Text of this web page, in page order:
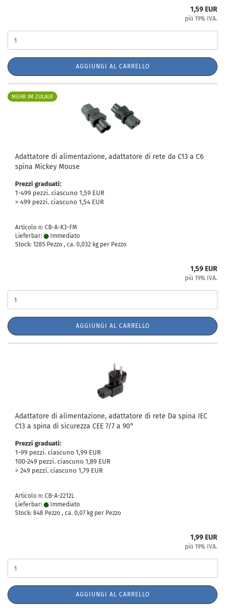
1,59 EUR
più 19% IVA.
AGGIUNGI AL CARRELLO
MEHR IM ZULAUF
Adattatore di alimentazione, adattatore di rete da C13 a C6
spina Mickey Mouse
Prezzi graduati:
1-499 pezzi. ciascuno 1,59 EUR
> 499 pezzi. ciascuno 1,54 EUR
Articolo n: CB-A-K3-FM
Lieferbar:
Immediato
Stock: 1285 Pezzo , ca. 0,032 kg per Pezzo
1,59 EUR
più 19% IVA.
AGGIUNGI AL CARRELLO
Adattatore di alimentazione, adattatore di rete Da spina IEC
C13 a spina di sicurezza CEE 7/7 a 90°
Prezzi graduati:
1-99 pezzi. ciascuno 1,99 EUR
100-249 pezzi. ciascuno 1,89 EUR
> 249 pezzi. ciascuno 1,79 EUR
Articolo n: CB-A-2212L
Lieferbar:
Immediato
Stock: 848 Pezzo , ca. 0,07 kg per Pezzo
1,99 EUR
più 19% IVA.
AGGIUNGI AL CARRELLO